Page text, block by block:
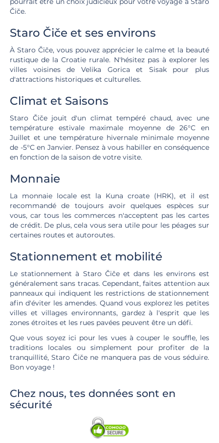
Čiče.
Staro Čiče et ses environs
À Staro Čiče, vous pouvez apprécier le calme et la beauté
rustique de la Croatie rurale. N'hésitez pas à explorer les
villes voisines de Velika Gorica et Sisak pour plus
d'attractions historiques et culturelles.
Climat et Saisons
Staro Čiče jouit d'un climat tempéré chaud, avec une
température estivale maximale moyenne de 26°C en
Juillet et une température hivernale minimale moyenne
de -5°C en Janvier. Pensez à vous habiller en conséquence
en fonction de la saison de votre visite.
Monnaie
La monnaie locale est la Kuna croate (HRK), et il est
recommandé de toujours avoir quelques espèces sur
vous, car tous les commerces n'acceptent pas les cartes
de crédit. De plus, cela vous sera utile pour les péages sur
certaines routes et autoroutes.
Stationnement et mobilité
Le stationnement à Staro Čiče et dans les environs est
généralement sans tracas. Cependant, faites attention aux
panneaux qui indiquent les restrictions de stationnement
afin d'éviter les amendes. Quand vous explorez les petites
villes et villages environnants, gardez à l'esprit que les
zones étroites et les rues pavées peuvent être un défi.
Que vous soyez ici pour les vues à couper le souffle, les
traditions locales ou simplement pour profiter de la
tranquillité, Staro Čiče ne manquera pas de vous séduire.
Bon voyage !
Chez nous, tes données sont en
sécurité